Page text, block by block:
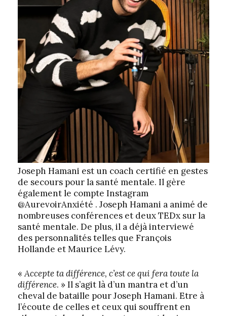
Joseph Hamani est un coach certifié en gestes
de secours pour la santé mentale. Il gère
également le compte Instagram
@AurevoirAnxiété . Joseph Hamani a animé de
nombreuses conférences et deux TEDx sur la
santé mentale. De plus, il a déjà interviewé
des personnalités telles que François
Hollande et Maurice Lévy.
«Accepte ta différence, c’est ce qui fera toute la
différence. » Il s’agit là d’un mantra et d’un
cheval de bataille pour Joseph Hamani. Etre à
l’écoute de celles et ceux qui souffrent en